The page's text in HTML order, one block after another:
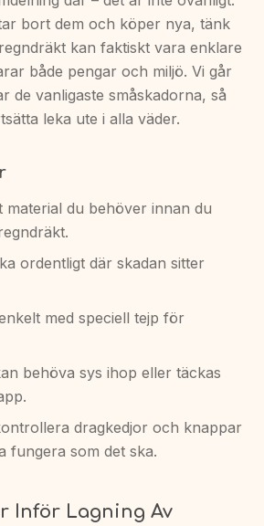
bort dem och köper nya, tänk
kan faktiskt vara enklare
både pengar och miljö. Vi går
de vanligaste småskadorna, så
leka ute i alla väder.
material du behöver innan du
ordentligt där skadan sitter
med speciell tejp för
behöva sys ihop eller täckas
dragkedjor och knappar
fungera som det ska.
Inför Lagning Av